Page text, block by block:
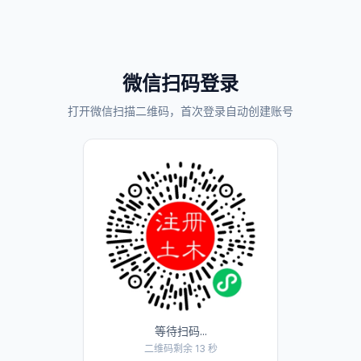
微信扫码登录
打开微信扫描二维码，首次登录自动创建账号
等待扫码...
二维码剩余 13 秒